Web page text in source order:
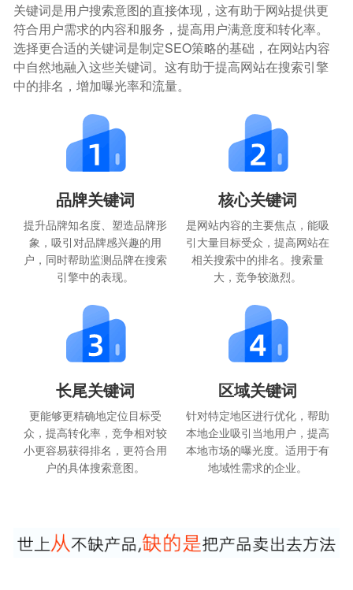
关键词是用户搜索意图的直接体现，这有助于网站提供更
符合用户需求的内容和服务，提高用户满意度和转化率。
选择更合适的关键词是制定SEO策略的基础，在网站内容
中自然地融入这些关键词。这有助于提高网站在搜索引擎
中的排名，增加曝光率和流量。
品牌关键词
提升品牌知名度、塑造品牌形
象，吸引对品牌感兴趣的用
户，同时帮助监测品牌在搜索
引擎中的表现。
核心关键词
是网站内容的主要焦点，能吸
引大量目标受众，提高网站在
相关搜索中的排名。搜索量
大，竞争较激烈。
长尾关键词
更能够更精确地定位目标受
众，提高转化率，竞争相对较
小更容易获得排名，更符合用
户的具体搜索意图。
区域关键词
针对特定地区进行优化，帮助
本地企业吸引当地用户，提高
本地市场的曝光度。适用于有
地域性需求的企业。